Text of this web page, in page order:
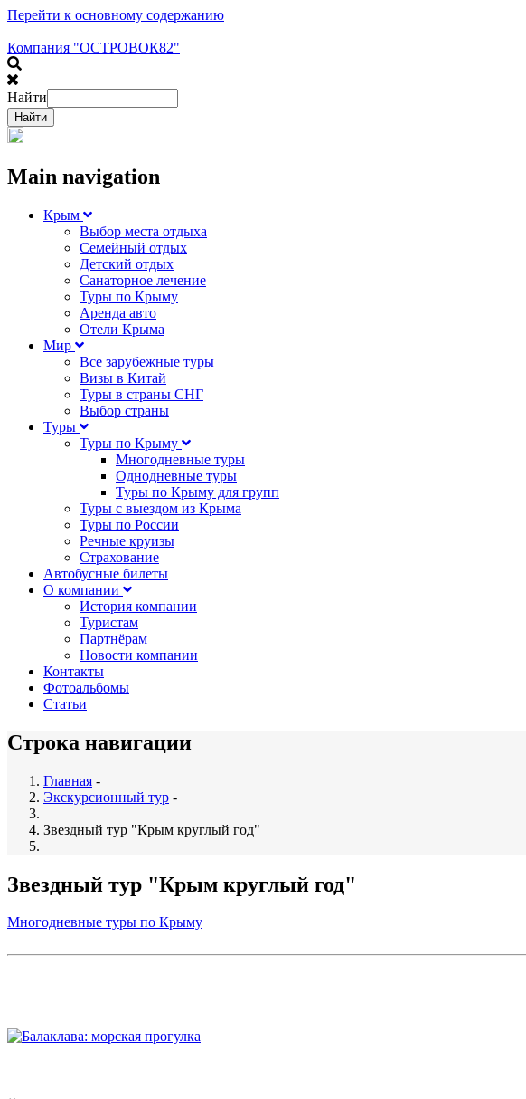
Перейти к основному содержанию
Компания "ОСТРОВОК82"
Найти
Main navigation
Крым
Выбор места отдыха
Семейный отдых
Детский отдых
Санаторное лечение
Туры по Крыму
Аренда авто
Отели Крыма
Мир
Все зарубежные туры
Визы в Китай
Туры в страны СНГ
Выбор страны
Туры
Туры по Крыму
Многодневные туры
Однодневные туры
Туры по Крыму для групп
Туры с выездом из Крыма
Туры по России
Речные круизы
Страхование
Автобусные билеты
О компании
История компании
Туристам
Партнёрам
Новости компании
Контакты
Фотоальбомы
Статьи
Строка навигации
Главная -
Экскурсионный тур -
Звездный тур "Крым круглый год"
Звездный тур "Крым круглый год"
Многодневные туры по Крыму